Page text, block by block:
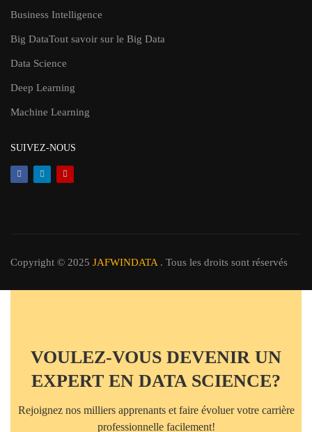
Business Intelligence
Big DataTout savoir sur le Big Data
Data Science
Deep Learning
Machine Learning
SUIVEZ-NOUS
Copyright © 2025 JAFWINDATA . Tous les droits sont réservés
VOULEZ-VOUS DEVENIR UN
EXPERT EN DATA SCIENCE?
Rejoignez nos milliers apprenants et faire évoluer votre carrière
professionnelle facilement!